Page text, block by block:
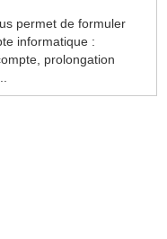
permet de formuler
informatique :
prolongation